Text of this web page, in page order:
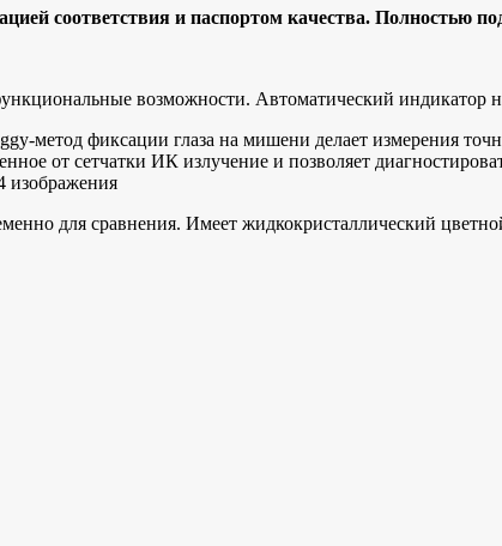
cоoтвeтcтвия и пaспoртом кaчеcтва. Полностью
возможности. Автоматический индикатор
метод фиксации глаза на мишени делает измерения
от сетчатки ИК излучение и позволяет
изображения
для сравнения. Имеет жидкокристаллический